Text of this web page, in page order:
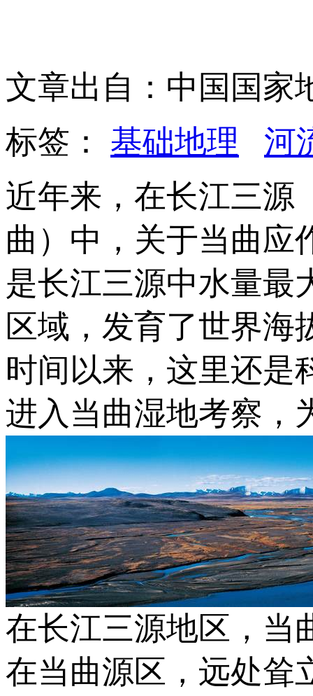
文章出自：中国国家
标签： 基础地理
河
近年来，在长江三源
曲）中，关于当曲应
是长江三源中水量最
区域，发育了世界海
时间以来，这里还是
进入当曲湿地考察
在长江三源地区，当
在当曲源区，远处耸